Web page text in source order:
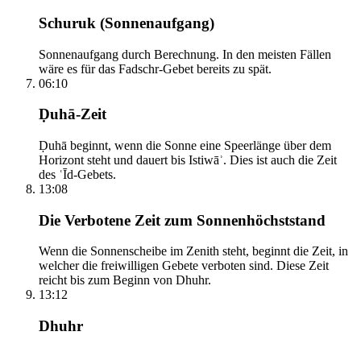
Schuruk (Sonnenaufgang)
Sonnenaufgang durch Berechnung. In den meisten Fällen
wäre es für das Fadschr-Gebet bereits zu spät.
06:10
Ḍuhā-Zeit
Ḍuhā beginnt, wenn die Sonne eine Speerlänge über dem
Horizont steht und dauert bis Istiwāʾ. Dies ist auch die Zeit
des ʿĪd-Gebets.
13:08
Die Verbotene Zeit zum Sonnenhöchststand
Wenn die Sonnenscheibe im Zenith steht, beginnt die Zeit, in
welcher die freiwilligen Gebete verboten sind. Diese Zeit
reicht bis zum Beginn von Dhuhr.
13:12
Dhuhr